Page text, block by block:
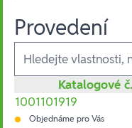
Provedení
Ausführungen
Katalogové č.
1001101919
Objednáme pro Vás